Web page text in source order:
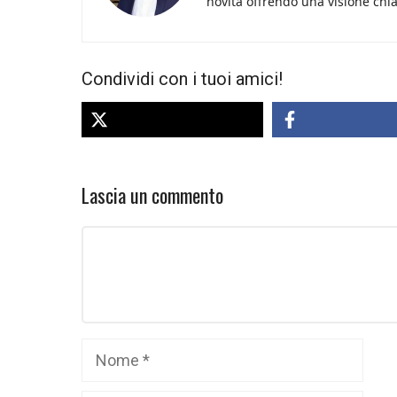
Condividi con i tuoi amici!
Lascia un commento